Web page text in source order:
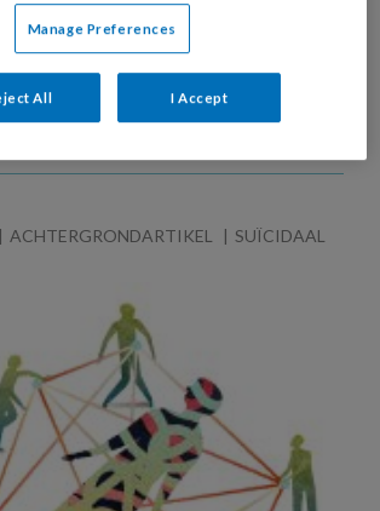
de 5 aan zelfdoding. Ook bij
zelfdoding de belangrijkste
Bij deze groep ging het zelfs […]
ACHTERGRONDARTIKEL
SUÏCIDAAL
Manage Preferences
All I Accept